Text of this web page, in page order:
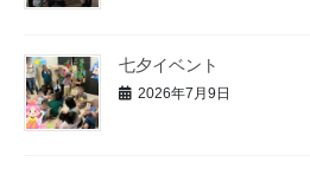
七夕イベント
2026年7月9日